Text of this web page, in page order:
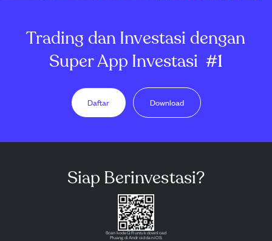
Trading dan Investasi dengan
Super App Investasi #1
Daftar Download
Siap Berinvestasi?
Scan kode QR untuk download
Pluang di Android dan iOS.